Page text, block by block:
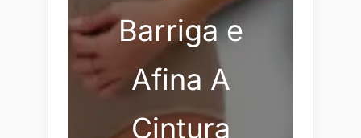
Barriga e
Afina A
Cintura